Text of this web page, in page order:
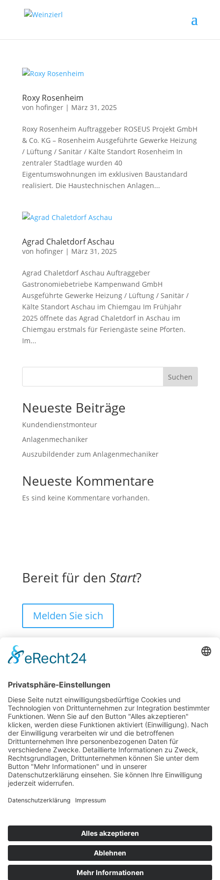
Roxy Rosenheim
von hofinger| März 31, 2025
Roxy Rosenheim Auftraggeber ROSEUS Projekt GmbH
& Co. KG – Rosenheim Ausgeführte Gewerke Heizung
/ Lüftung / Sanitär / Kälte Standort Rosenheim In
zentraler Stadtlage wurden 40
Eigentumswohnungen im exklusiven Baustandard
realisiert. Die Haustechnischen Anlagen...
Agrad Chaletdorf Aschau
von hofinger| März 31, 2025
Agrad Chaletdorf Aschau Auftraggeber
Gastronomiebetriebe Kampenwand GmbH
Ausgeführte Gewerke Heizung / Lüftung / Sanitär /
Kälte Standort Aschau im Chiemgau Im Frühjahr
2025 öffnete das Agrad Chaletdorf in Aschau im
Chiemgau erstmals für Feriengäste seine Pforten.
Im...
Suchen
Neueste Beiträge
Kundendienstmonteur
Anlagenmechaniker
Auszubildender zum Anlagenmechaniker
Neueste Kommentare
Es sind keine Kommentare vorhanden.
Bereit für den Start?
Melden Sie sich
Bahnhofplatz 7
83233 Bernau am Chiemsee
08051 – 7262
info@weinzierl-gmbh.eu
Quicklinks
Impressum
Datenschutzerklärung
Social Media